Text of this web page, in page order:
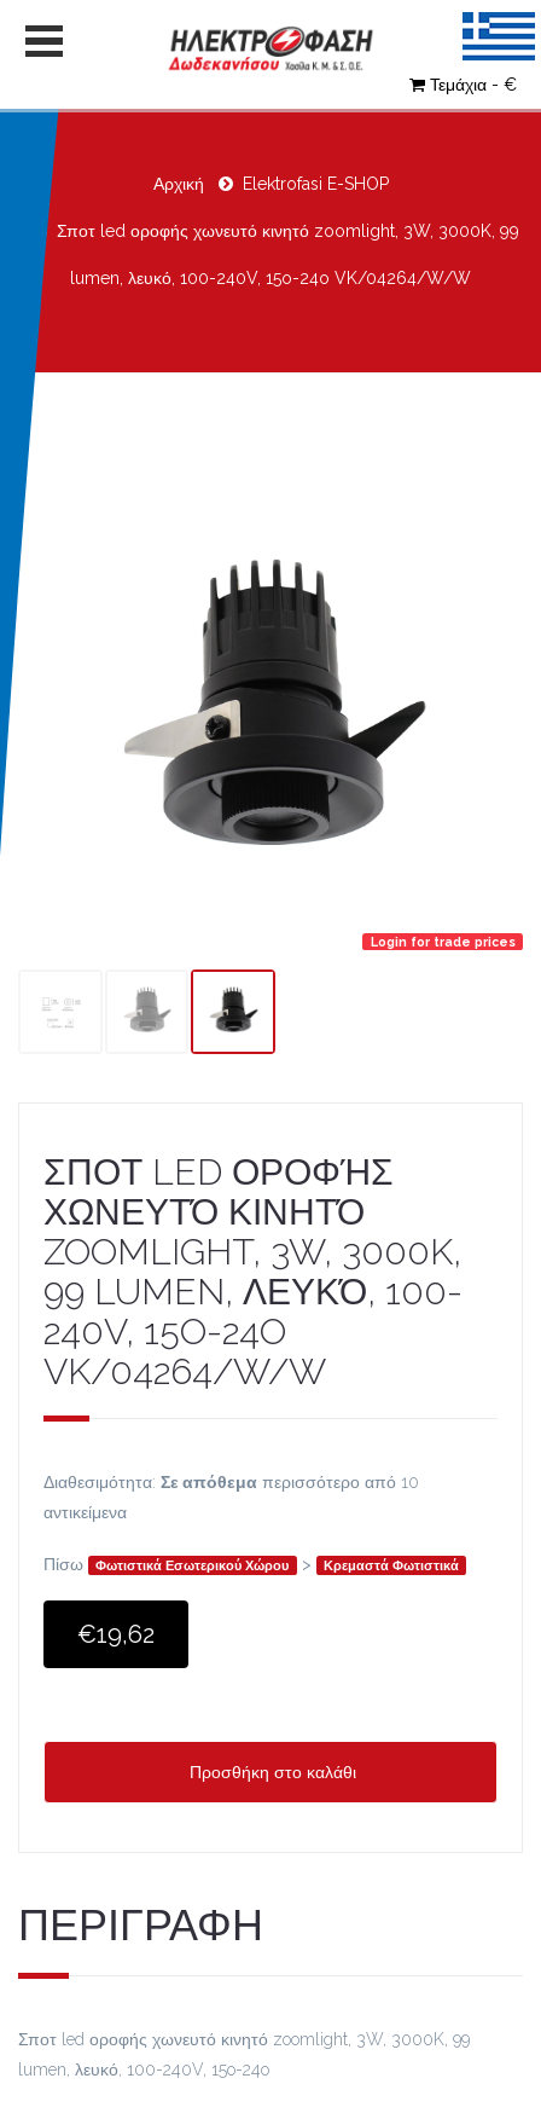
Τεμάχια - €
Αρχική Elektrofasi E-SHOP
Σποτ led οροφής χωνευτό κινητό zoomlight, 3W, 3000K, 99
lumen, λευκό, 100-240V, 15o-24o VK/04264/W/W
Login for trade prices
ΣΠΟΤ LED ΟΡΟΦΉΣ
ΧΩΝΕΥΤΌ ΚΙΝΗΤΌ
ZOOMLIGHT, 3W, 3000K,
99 LUMEN, ΛΕΥΚΌ, 100-
240V, 15O-24O
VK/04264/W/W
Διαθεσιμότητα: Σε απόθεμα περισσότερο από 10
αντικείμενα
Πίσω Φωτιστικά Εσωτερικού Χώρου > Κρεμαστά Φωτιστικά
€19,62
Προσθήκη στο καλάθι
ΠΕΡΙΓΡΑΦΗ
Σποτ led οροφής χωνευτό κινητό zoomlight, 3W, 3000K, 99
lumen, λευκό, 100-240V, 15o-24o